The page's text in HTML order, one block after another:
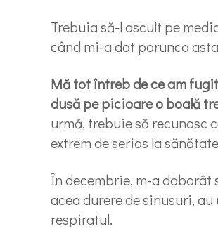
Trebuia să-l ascult pe
când mi-a dat porunca
Mă tot întreb de ce am
dusă pe picioare o boală
urmă, trebuie să recunosc
extrem de serios la
În decembrie, m-a
acea durere de sinusuri,
respiratul.